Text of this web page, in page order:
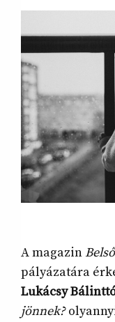
A magazin
pályázatára
Lukácsy
jönnek?